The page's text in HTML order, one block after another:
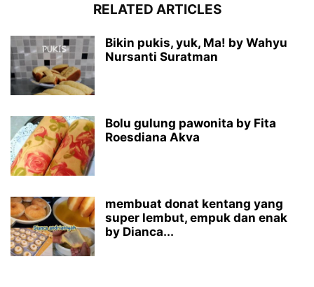
RELATED ARTICLES
Bikin pukis, yuk, Ma! by Wahyu
Nursanti Suratman
Bolu gulung pawonita by Fita
Roesdiana Akva
membuat donat kentang yang
super lembut, empuk dan enak
by Dianca...